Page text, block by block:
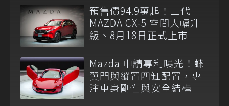
預售價94.9萬起！三代
MAZDA CX-5 空間大幅升
級、8月18日正式上市
Mazda 申請專利曝光！蝶
翼門與縱置四缸配置，專
注車身剛性與安全結構